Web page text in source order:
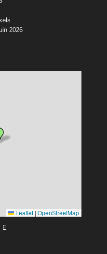
2026
Leaflet | OpenStreetMap
E